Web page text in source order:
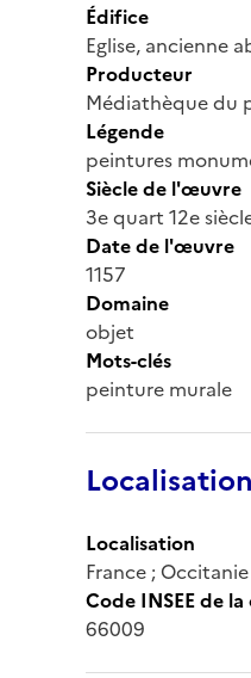
Édifice
Eglise, ancienne
Producteur
Médiathèque du
Légende
peintures
Siècle de l'œuvre
3e quart 12e
Date de l'œuvre
1157
Domaine
objet
Mots-clés
peinture murale
Localisation
Localisation
France ;
Code INSEE de
66009